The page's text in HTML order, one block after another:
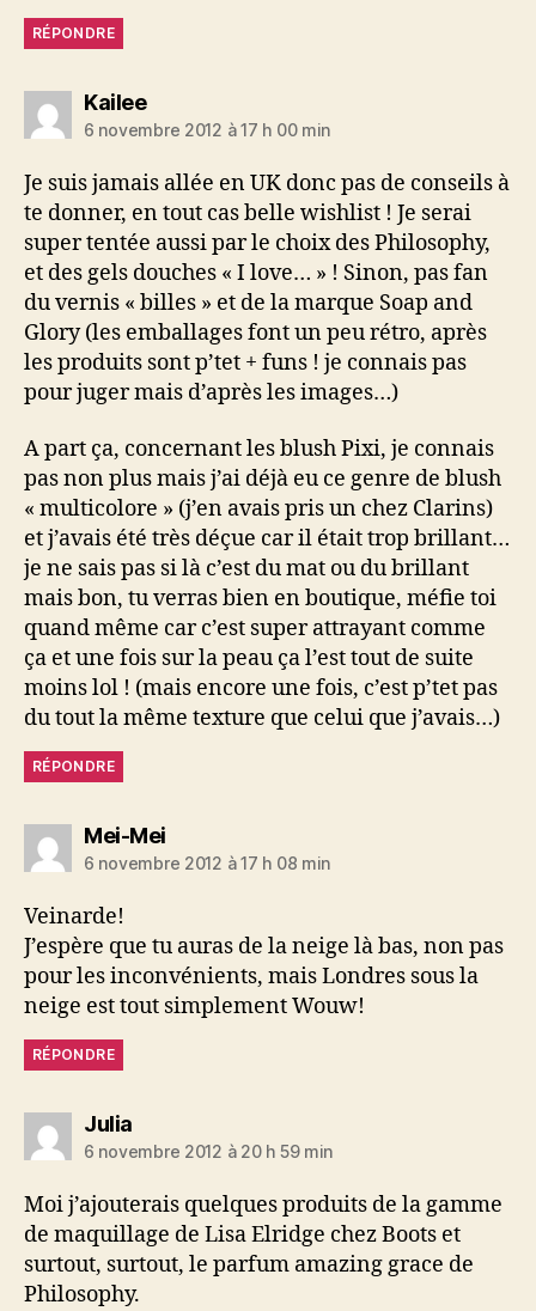
RÉPONDRE
Kaileedit :
6 novembre 2012 à 17 h 00 min
Je suis jamais allée en UK donc pas de conseils à
te donner, en tout cas belle wishlist ! Je serai
super tentée aussi par le choix des Philosophy,
et des gels douches « I love… » ! Sinon, pas fan
du vernis « billes » et de la marque Soap and
Glory (les emballages font un peu rétro, après
les produits sont p’tet + funs ! je connais pas
pour juger mais d’après les images…)
A part ça, concernant les blush Pixi, je connais
pas non plus mais j’ai déjà eu ce genre de blush
« multicolore » (j’en avais pris un chez Clarins)
et j’avais été très déçue car il était trop brillant…
je ne sais pas si là c’est du mat ou du brillant
mais bon, tu verras bien en boutique, méfie toi
quand même car c’est super attrayant comme
ça et une fois sur la peau ça l’est tout de suite
moins lol ! (mais encore une fois, c’est p’tet pas
du tout la même texture que celui que j’avais…)
RÉPONDRE
Mei-Meidit :
6 novembre 2012 à 17 h 08 min
Veinarde!
J’espère que tu auras de la neige là bas, non pas
pour les inconvénients, mais Londres sous la
neige est tout simplement Wouw!
RÉPONDRE
Juliadit :
6 novembre 2012 à 20 h 59 min
Moi j’ajouterais quelques produits de la gamme
de maquillage de Lisa Elridge chez Boots et
surtout, surtout, le parfum amazing grace de
Philosophy.